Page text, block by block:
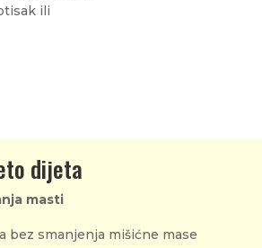
ili
dijeta
masti
bez smanjenja mišićne mase